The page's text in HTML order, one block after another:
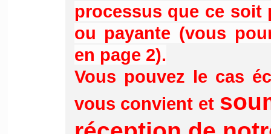
processus que ce
ou payante (vous
en page 2).
Vous pouvez le cas
vous convient et